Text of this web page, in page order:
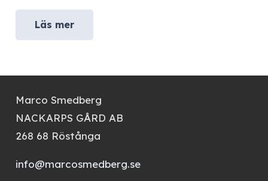
Läs mer
Marco Smedberg
NACKARPS GÅRD AB
268 68 Röstånga
info@marcosmedberg.se